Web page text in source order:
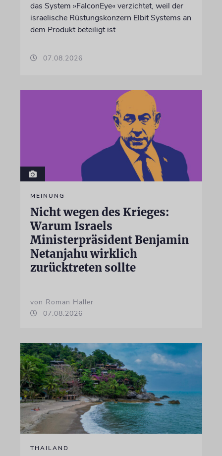
das System »FalconEye« verzichtet, weil der
israelische Rüstungskonzern Elbit Systems an
dem Produkt beteiligt ist
07.08.2026
MEINUNG
Nicht wegen des Krieges:
Warum Israels
Ministerpräsident Benjamin
Netanjahu wirklich
zurücktreten sollte
von Roman Haller
07.08.2026
THAILAND